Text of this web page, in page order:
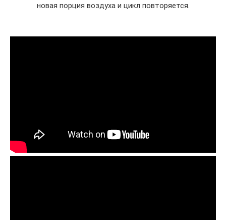
новая порция воздуха и цикл повторяется.